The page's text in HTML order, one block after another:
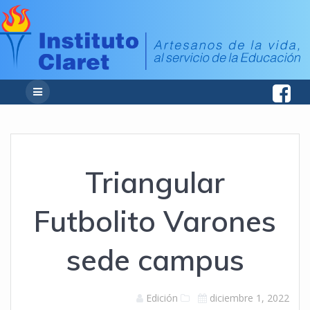
Triangular
Futbolito Varones
sede campus
Edición diciembre 1, 2022